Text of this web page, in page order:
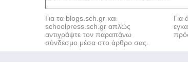
Για τα blogs.sch.gr και
schoolpress.sch.gr απλώς
αντιγράψτε τον παραπάνω
σύνδεσμο μέσα στο άρθρο σας.
Για